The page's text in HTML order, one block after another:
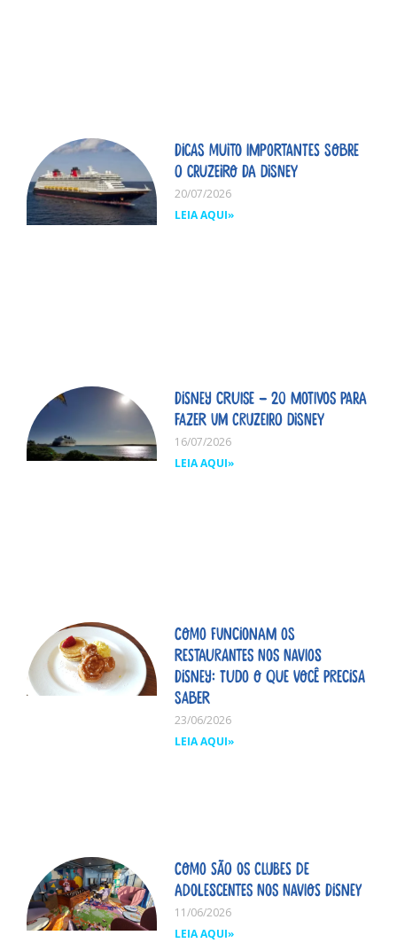
Dicas MUITO importantes sobre
o cruzeiro da Disney
20/07/2026
LEIA AQUI»
Disney Cruise – 20 motivos para
fazer um cruzeiro Disney
16/07/2026
LEIA AQUI»
Como funcionam os
restaurantes nos navios
Disney: tudo o que você precisa
saber
23/06/2026
LEIA AQUI»
Como são os clubes de
adolescentes nos navios Disney
11/06/2026
LEIA AQUI»